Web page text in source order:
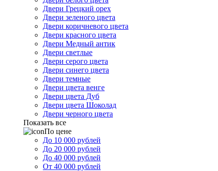
Двери Грецкий орех
Двери зеленого цвета
Двери коричневого цвета
Двери красного цвета
Двери Медный антик
Двери светлые
Двери серого цвета
Двери синего цвета
Двери темные
Двери цвета венге
Двери цвета Дуб
Двери цвета Шоколад
Двери черного цвета
Показать все
По цене
До 10 000 рублей
До 20 000 рублей
До 40 000 рублей
От 40 000 рублей